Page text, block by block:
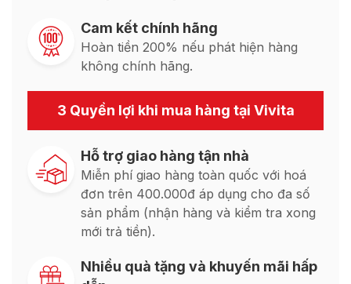
Cam kết chính hãng
Hoàn tiền 200% nếu phát hiện hàng
không chính hãng.
3 Quyền lợi khi mua hàng tại Vivita
Hỗ trợ giao hàng tận nhà
Miễn phí giao hàng toàn quốc với hoá
đơn trên 400.000đ áp dụng cho đa số
sản phẩm (nhận hàng và kiểm tra xong
mới trả tiền).
Nhiều quà tặng và khuyến mãi hấp